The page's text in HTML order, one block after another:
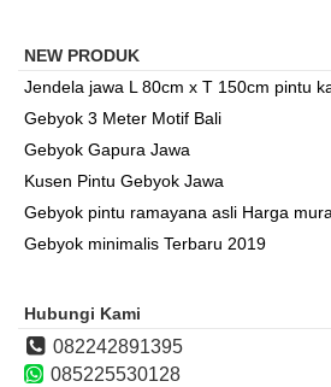
NEW PRODUK
Jendela jawa L 80cm x T 150cm pintu
Gebyok 3 Meter Motif Bali
Gebyok Gapura Jawa
Kusen Pintu Gebyok Jawa
Gebyok pintu ramayana asli Harga
Gebyok minimalis Terbaru 2019
Hubungi Kami
082242891395
085225530128